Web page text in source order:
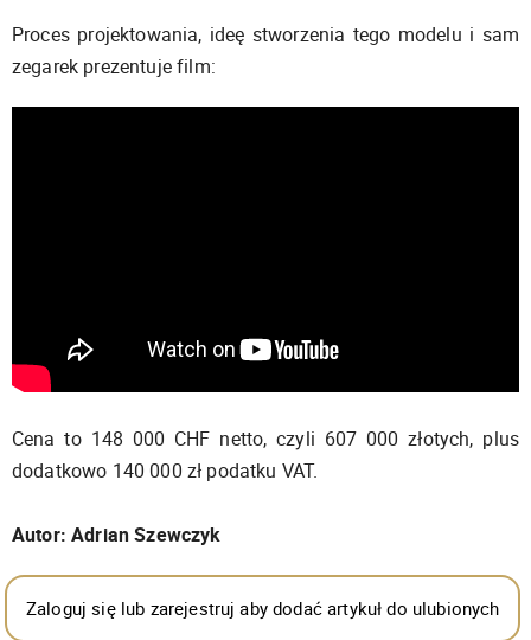
Proces projektowania, ideę stworzenia tego modelu i sam
zegarek prezentuje film:
Cena to 148 000 CHF netto, czyli 607 000 złotych, plus
dodatkowo 140 000 zł podatku VAT.
Autor: Adrian Szewczyk
Zaloguj się lub zarejestruj aby dodać artykuł do ulubionych